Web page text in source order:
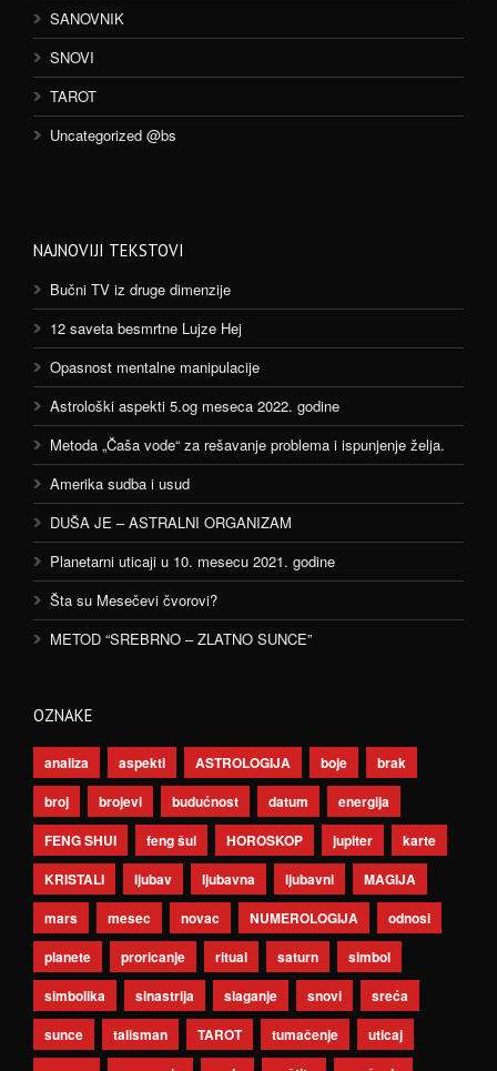
SANOVNIK
SNOVI
TAROT
Uncategorized @bs
NAJNOVIJI TEKSTOVI
Bučni TV iz druge dimenzije
12 saveta besmrtne Lujze Hej
Opasnost mentalne manipulacije
Astrološki aspekti 5.og meseca 2022. godine
Metoda „Čaša vode“ za rešavanje problema i ispunjenje želja.
Amerika sudba i usud
DUŠA JE – ASTRALNI ORGANIZAM
Planetarni uticaji u 10. mesecu 2021. godine
Šta su Mesečevi čvorovi?
METOD “SREBRNO – ZLATNO SUNCE”
OZNAKE
analiza aspekti ASTROLOGIJA boje
brak
broj
brojevi budućnost datum
energija
FENG SHUI
feng šui HOROSKOP jupiter
karte
KRISTALI
ljubav ljubavna ljubavni
MAGIJA
mars
mesec novac NUMEROLOGIJA
odnosi
planete
proricanje ritual saturn
simbol
simbolika
sinastrija slaganje snovi
sreća
sunce
talisman TAROT tumačenje
uticaj